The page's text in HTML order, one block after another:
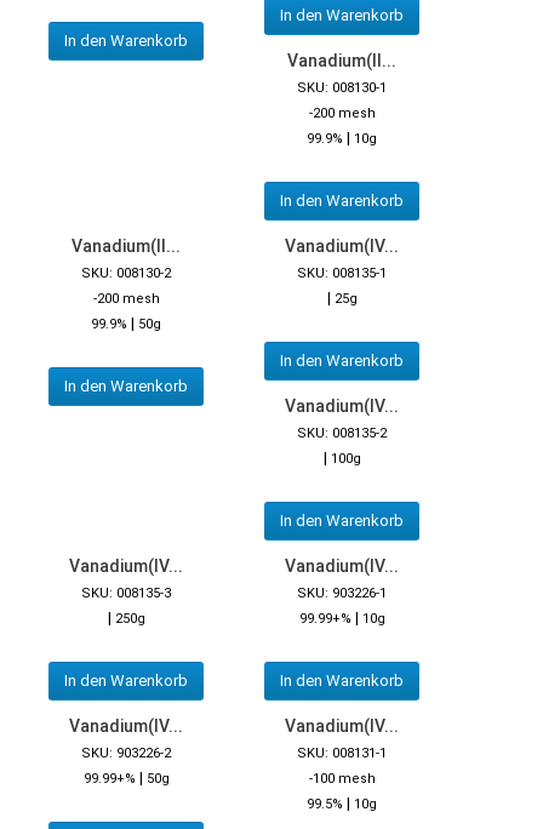
In den Warenkorb
In den Warenkorb
Vanadium(II...
SKU: 008130-1
-200 mesh
99.9% | 10g
In den Warenkorb
Vanadium(II...
SKU: 008130-2
-200 mesh
99.9% | 50g
In den Warenkorb
Vanadium(IV...
SKU: 008135-1
| 25g
In den Warenkorb
Vanadium(IV...
SKU: 008135-2
| 100g
In den Warenkorb
Vanadium(IV...
SKU: 008135-3
| 250g
In den Warenkorb
Vanadium(IV...
SKU: 903226-1
99.99+% | 10g
In den Warenkorb
Vanadium(IV...
SKU: 903226-2
99.99+% | 50g
Vanadium(IV...
SKU: 008131-1
-100 mesh
99.5% | 10g